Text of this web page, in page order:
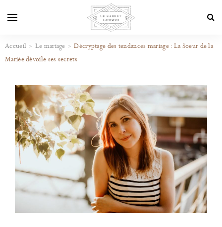
Accueil Le mariage
Décryptage des tendances mariage : La Soeur de la
Mariée dévoile ses secrets